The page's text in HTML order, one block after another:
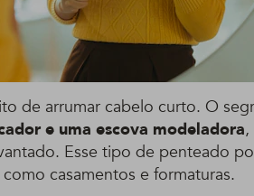
de arrumar cabelo curto. O
e uma escova modeladora,
Esse tipo de penteado
casamentos e formaturas.